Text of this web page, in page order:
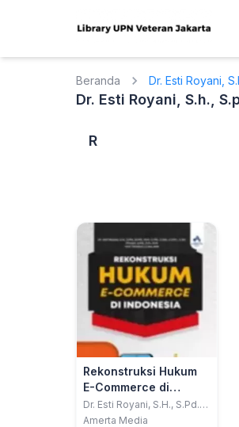
Beranda Dr. Esti Royani,
Dr. Esti Royani, S.h.,
R
Rekonstruksi Hukum
E-Commerce di
Indonesia
Dr. Esti Royani, S.H., S.Pd.,
M.Pd., M.H., C.PS., C.Me.,
Amerta Media